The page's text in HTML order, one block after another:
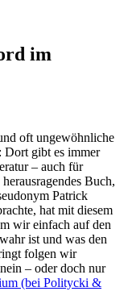
im
oft ungewöhnliche
gibt es immer
– auch für
Buch,
Patrick
hat mit diesem
wir einfach auf den
ist und was den
folgen wir
– oder doch nur
(bei Politycki &